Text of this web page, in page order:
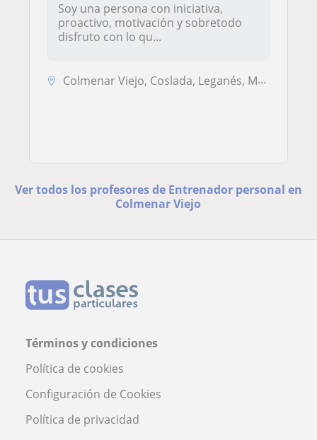
Soy una persona con iniciativa,
proactivo, motivación y sobretodo
disfruto con lo qu...
Colmenar Viejo, Coslada, Leganés, Madrid Capital, Pozuelo de Alarcón
Ver todos los profesores de Entrenador personal en
Colmenar Viejo
Términos y condiciones
Política de cookies
Configuración de Cookies
Política de privacidad